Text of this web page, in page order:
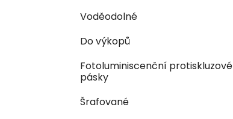
Voděodolné
Do výkopů
Fotoluminiscenční protiskluzové
pásky
Šrafované